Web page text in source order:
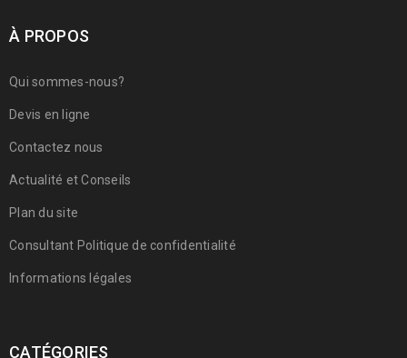
À PROPOS
Qui sommes-nous?
Devis en ligne
Contactez nous
Actualité et Conseils
Plan du site
Consultant Politique de confidentialité
Informations légales
CATÉGORIES